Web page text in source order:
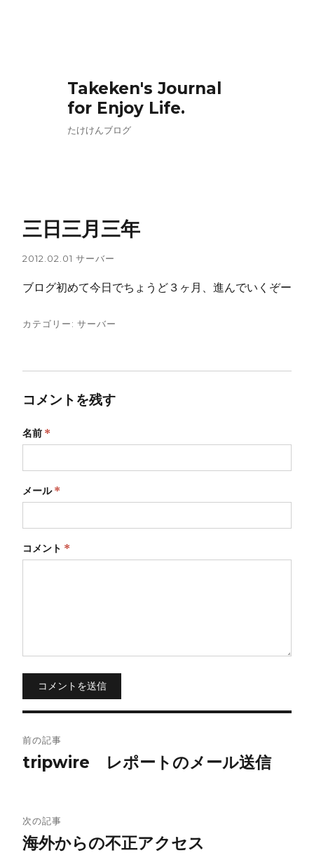
Takeken's Journal
for Enjoy Life.
たけけんブログ
三日三月三年
2012.02.01 サーバー
ブログ初めて今日でちょうど３ヶ月、進んでいくぞー
カテゴリー:サーバー
コメントを残す
名前 *
メール*
コメント *
コメントを送信
稿
ビ
ゲ
前の記事
tripwire レポートのメール送信
次の記事
海外からの不正アクセス